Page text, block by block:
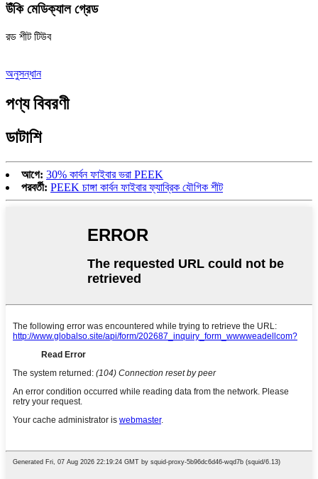
উঁকি মেডিক্যাল গ্রেড
রড শীট টিউব
অনুসন্ধান
পণ্য বিবরণী
ডাটাশি
আগে: 30% কার্বন ফাইবার ভরা PEEK
পরবর্তী: PEEK চাঙ্গা কার্বন ফাইবার ফ্যাব্রিক যৌগিক শীট